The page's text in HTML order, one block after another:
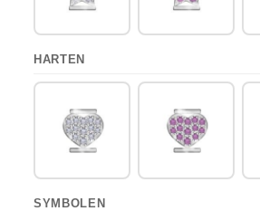
HARTEN
SYMBOLEN